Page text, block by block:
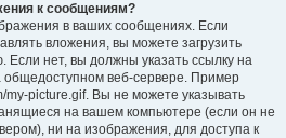
к сообщениям?
в ваших сообщениях. Если
вложения, вы можете загрузить
нет, вы должны указать ссылку на
веб-сервере. Пример
my-picture.gif. Вы не можете указывать
на вашем компьютере (если он не
ни на изображения, для доступа к